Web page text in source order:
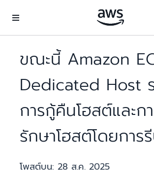
ขณะนี้ Amazon
Dedicated Host
การกู้คืนโฮสต์และก
รักษาโฮสต์โดยการ
โพสต์บน: 28 ส.ค. 2025